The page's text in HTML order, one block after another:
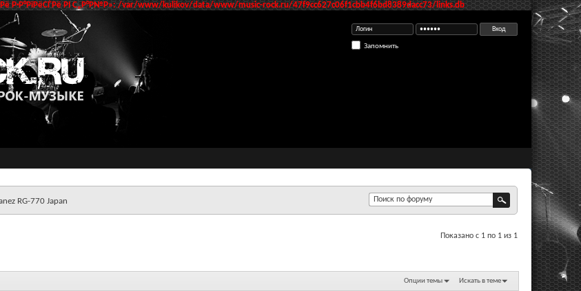
Р·Р°РїРёСЃРё РІ С„Р°Р№Р»: /var/www/kulikov/data/www/music-rock.ru/47f9cc627c06f1cbb4f6bd8389dacc73/links.db
Запомнить
RG-770 Japan
Показано с 1 по 1 из 1
Опции темы Искать в теме